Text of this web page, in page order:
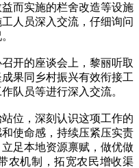
而实施的栏舍改造等设施
人员深入交流，仔细询问
开的座谈会上，黎丽听取
果同乡村振兴有效衔接工
队员等进行深入交流。
位，深刻认识这项工作的
使命感，持续压紧压实责
足本地资源禀赋，做优做
农机制，拓宽农民增收渠